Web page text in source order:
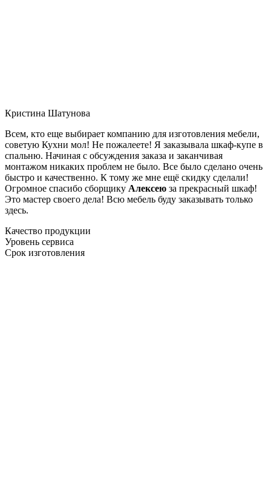
Кристина Шатунова
Всем, кто еще выбирает компанию для изготовления мебели,
советую Кухни мол! Не пожалеете! Я заказывала шкаф-купе в
спальню. Начиная с обсуждения заказа и заканчивая
монтажом никаких проблем не было. Все было сделано очень
быстро и качественно. К тому же мне ещё скидку сделали!
Огромное спасибо сборщику Алексею за прекрасный шкаф!
Это мастер своего дела! Всю мебель буду заказывать только
здесь.
Качество продукции
Уровень сервиса
Срок изготовления